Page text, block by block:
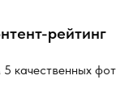
рейтинг
качественных